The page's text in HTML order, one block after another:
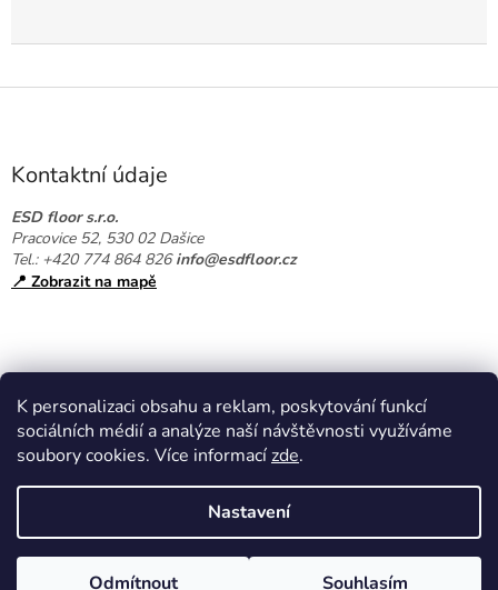
K personalizaci obsahu a reklam, poskytování funkcí
sociálních médií a analýze naší návštěvnosti využíváme
soubory cookies. Více informacízde.
Nastavení
Odmítnout Souhlasím
Z
Kontaktní údaje
ESD floor s.r.o.
Pracovice 52, 530 02 Dašice
Tel.: +420 774 864 826info@esdfloor.cz
📍 Zobrazit na mapě
Copyright 2026EPAshop.cz. Všechna práva vyhrazena.Upravit